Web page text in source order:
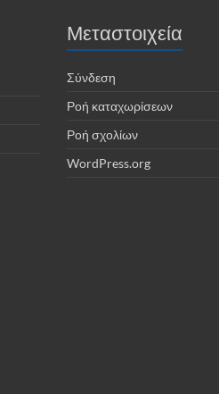
Μεταστοιχεία
Σύνδεση
Ροή καταχωρίσεων
Ροή σχολίων
WordPress.org